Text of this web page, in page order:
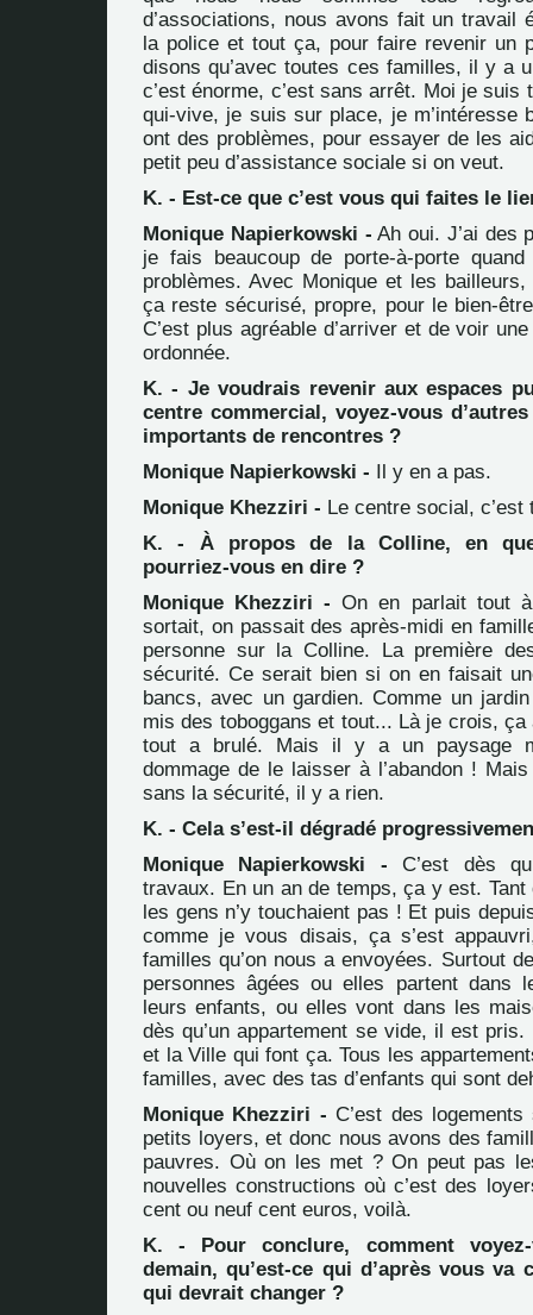
d’associations, nous avons fait un travail
la police et tout ça, pour faire revenir un
disons qu’avec toutes ces familles, il y a
c’est énorme, c’est sans arrêt. Moi je suis
qui-vive, je suis sur place, je m’intéresse
ont des problèmes, pour essayer de les
petit peu d’assistance sociale si on veut.
K. - Est-ce que c’est vous qui faites le
Monique Napierkowski - Ah oui. J’ai des
je fais beaucoup de porte-à-porte
problèmes. Avec Monique et les
ça reste sécurisé, propre, pour le bien-
C’est plus agréable d’arriver et de voir
ordonnée.
K. - Je voudrais revenir aux espaces
centre commercial, voyez-vous
importants de rencontres ?
Monique Napierkowski - Il y en a pas.
Monique Khezziri - Le centre social, c’est
K. - À propos de la Colline, en
pourriez-vous en dire ?
Monique Khezziri - On en parlait tout
sortait, on passait des après-midi en
personne sur la Colline. La première
sécurité. Ce serait bien si on en faisait
bancs, avec un gardien. Comme un
mis des toboggans et tout... Là je crois,
tout a brulé. Mais il y a un paysage
dommage de le laisser à l’abandon !
sans la sécurité, il y a rien.
K. - Cela s’est-il dégradé
Monique Napierkowski - C’est dès
travaux. En un an de temps, ça y est. Tant
les gens n’y touchaient pas ! Et puis
comme je vous disais, ça s’est
familles qu’on nous a envoyées. Surtout
personnes âgées ou elles partent dans
leurs enfants, ou elles vont dans les
dès qu’un appartement se vide, il est pris.
et la Ville qui font ça. Tous les
familles, avec des tas d’enfants qui sont
Monique Khezziri - C’est des
petits loyers, et donc nous avons des
pauvres. Où on les met ? On peut pas
nouvelles constructions où c’est des
cent ou neuf cent euros, voilà.
K. - Pour conclure, comment
demain, qu’est-ce qui d’après vous va
qui devrait changer ?